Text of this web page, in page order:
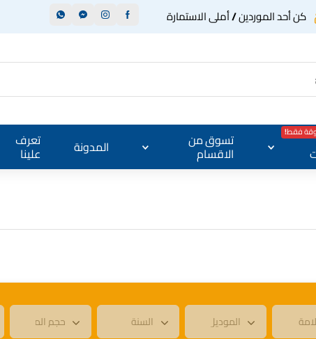
كن أحد الموردين / أملى الاستمارة
فقط! تسوق من
الاقسام المدونة تعرف
علينا